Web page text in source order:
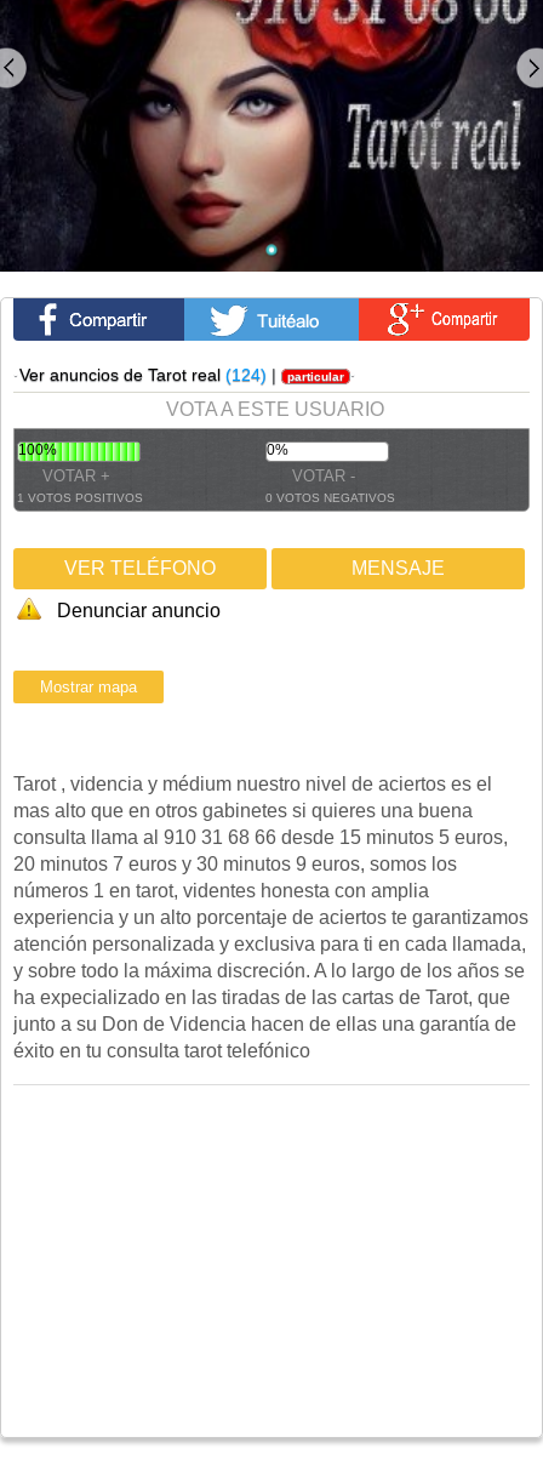
·Ver anuncios de Tarot real (124) | particular ·
VOTA A ESTE USUARIO
100%
1 VOTOS POSITIVOS
0%
0 VOTOS NEGATIVOS
VER TELÉFONO MENSAJE
Denunciar anuncio
Tarot , videncia y médium nuestro nivel de aciertos es el
mas alto que en otros gabinetes si quieres una buena
consulta llama al 910 31 68 66 desde 15 minutos 5 euros,
20 minutos 7 euros y 30 minutos 9 euros, somos los
números 1 en tarot, videntes honesta con amplia
experiencia y un alto porcentaje de aciertos te garantizamos
atención personalizada y exclusiva para ti en cada llamada,
y sobre todo la máxima discreción. A lo largo de los años se
ha expecializado en las tiradas de las cartas de Tarot, que
junto a su Don de Videncia hacen de ellas una garantía de
éxito en tu consulta tarot telefónico